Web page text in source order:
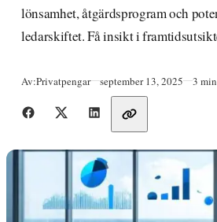
lönsamhet, åtgärdsprogram och
ledarskiftet. Få insikt i
Av:Privatpengar Publicerad
september 13, 2025 3
Dela med vänner